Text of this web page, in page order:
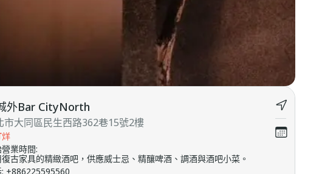
外Bar CityNorth
市大同區民生西路362巷15號2樓
業時間:
古家具的精緻酒吧，供應威士忌、精釀啤酒、調酒與酒吧小菜。
: +886225595560